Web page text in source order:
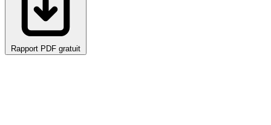
Rapport PDF gratuit